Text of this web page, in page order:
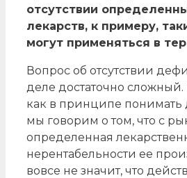
отсутствии
лекарств, к примеру,
могут применяться в
Вопрос об отсутствии
деле достаточно сложный.
как в принципе понимать
мы говорим о том, что с
определенная
нерентабельности ее
вовсе не значит, что